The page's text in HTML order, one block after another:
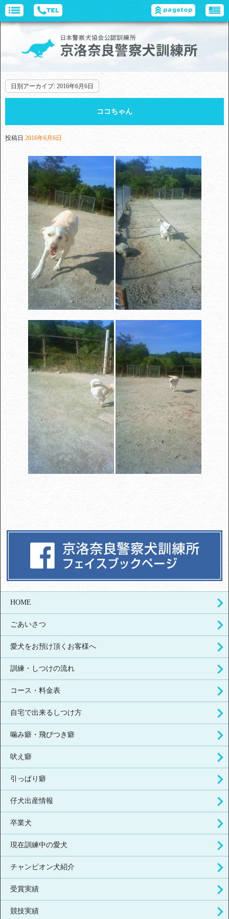
日別アーカイブ: 2016年6月6日
ココちゃん
投稿日 2016年6月6日
HOME
ごあいさつ
愛犬をお預け頂くお客様へ
訓練・しつけの流れ
コース・料金表
自宅で出来るしつけ方
噛み癖・飛びつき癖
吠え癖
引っぱり癖
仔犬出産情報
卒業犬
現在訓練中の愛犬
チャンピオン犬紹介
受賞実績
競技実績